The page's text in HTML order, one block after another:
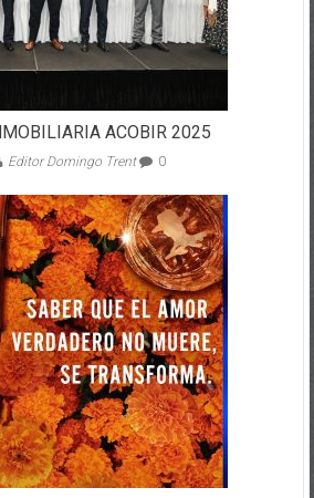
Editor Domingo Trent 0
por Quienes Viven en Nuestros